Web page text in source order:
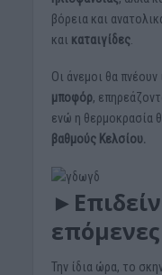
βόρεια και
και καταιγίδες.
Οι άνεμοι θα πνέουν
μποφόρ,
ενώ η θερμοκρασία
βαθμούς Κελσίου.
Την ίδια ώρα, το